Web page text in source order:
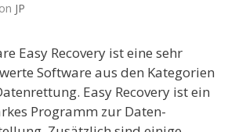
JP
Easy Recovery ist eine sehr
Software aus den Kategorien
Easy Recovery ist ein
Programm zur Daten-